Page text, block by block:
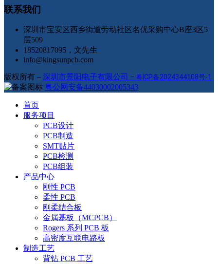
联系我们
深圳市宝安区西乡街道劳动社区名优采购中心B座3区5
层509
18520817095，文先生
info@kingsunpcb.com
版权所有 – 深圳市景阳电子有限公司 – 粤ICP备2024344108号-1
粤公网安备44030002005343
首页
服务项目
PCB设计
PCB制造
SMT贴片
PCB检测
PCB组装
产品中心
刚性 PCB
柔性 PCB
刚柔结合板
金属基板（MCPCB）
Rogers 系列 PCB 板
高密度互联电路板
制造工艺
背钻 PCB 工艺